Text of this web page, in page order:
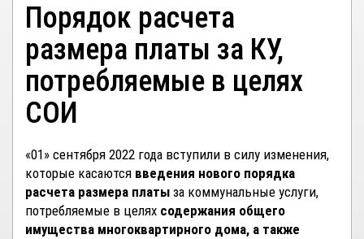
Порядок расчета
размера платы за КУ,
потребляемые в целях
СОИ
«01» сентября 2022 года вступили в силу изменения,
которые касаются введения нового порядка
расчета размера платы за коммунальные услуги,
потребляемые в целях содержания общего
имущества многоквартирного дома, а также